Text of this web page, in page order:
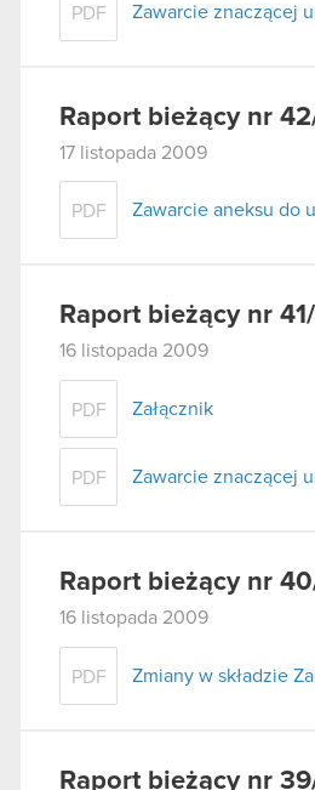
PDF Zawarcie znaczącej
Raport bieżący nr
17 listopada 2009
PDF Zawarcie aneksu do
Raport bieżący nr
16 listopada 2009
PDF Załącznik
PDF Zawarcie znaczącej
Raport bieżący nr
16 listopada 2009
PDF Zmiany w składzie
Raport bieżący nr